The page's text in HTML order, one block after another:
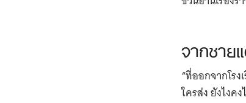
จากชาย
“ที่ออกจากโร
ใครส่ง ยังไงค